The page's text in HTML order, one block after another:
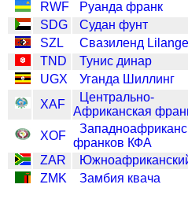
RWF
Руанда франк
SDG
Судан фунт
SZL
Свазиленд
TND
Тунис динар
UGX
Уганда Шиллинг
XAF
Центрально-
Африканская
XOF
франков КФА
ZAR
ZMK
Замбия квача